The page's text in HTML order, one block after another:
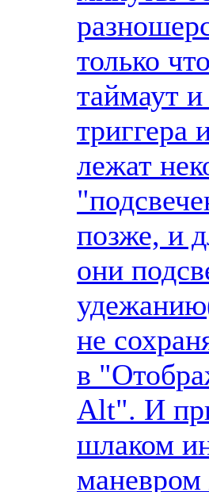
только
таймаут
триггера
лежат
позже, и
они
не
в
Alt". И
шлаком